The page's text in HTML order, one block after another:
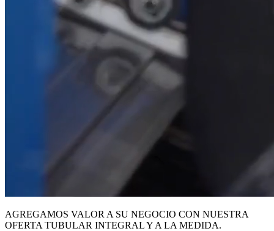
AGREGAMOS VALOR A SU NEGOCIO CON NUESTRA
OFERTA TUBULAR INTEGRAL Y A LA MEDIDA.